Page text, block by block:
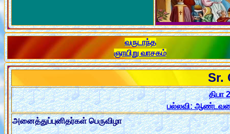
வருடாந்த
ஞாயிறு வாசகம்
Sr.
திபா
பல்லவி:
அனைத்துப்புனிதர்கள் பெருவிழா